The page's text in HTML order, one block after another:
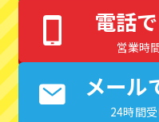
電話
営業時
メール
24時間